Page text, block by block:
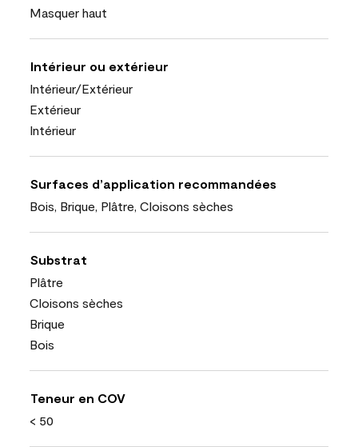
Masquer haut
Intérieur ou extérieur
Intérieur/Extérieur
Extérieur
Intérieur
Surfaces d’application recommandées
Bois, Brique, Plâtre, Cloisons sèches
Substrat
Plâtre
Cloisons sèches
Brique
Bois
Teneur en COV
< 50